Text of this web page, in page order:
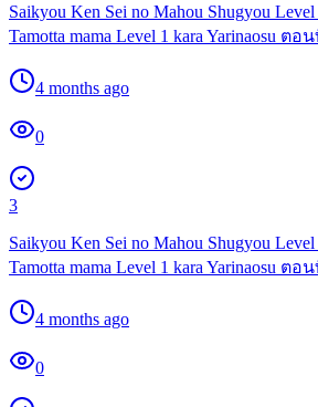
Saikyou Ken Sei no Mahou Shugyou
Tamotta mama Level 1 kara Yarinaosu ตอ
4 months ago
0
3
Saikyou Ken Sei no Mahou Shugyou
Tamotta mama Level 1 kara Yarinaosu ตอ
4 months ago
0